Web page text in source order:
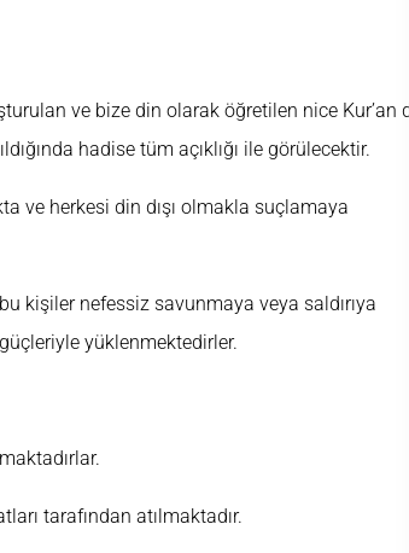
ve bize din olarak öğretilen nice Kur’an
hadise tüm açıklığı ile görülecektir.
ve herkesi din dışı olmakla suçlamaya
kişiler nefessiz savunmaya veya saldırıya
yüklenmektedirler.
tarafından atılmaktadır.